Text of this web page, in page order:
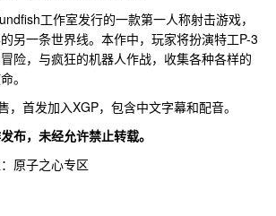
工作室发行的一款第一人称射击游戏，
另一条世界线。本作中，玩家将扮演特工P-3
险，与疯狂的机器人作战，收集各种各样的
。
，首发加入XGP，包含中文字幕和配音。
布，未经允许禁止转载。
原子之心专区